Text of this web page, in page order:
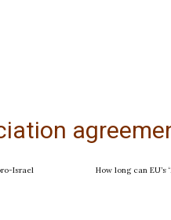
Israel
How long can EU’s